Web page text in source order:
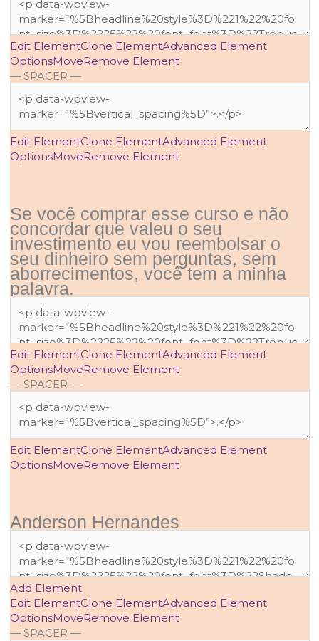
Edit ElementClone ElementAdvanced Element
OptionsMoveRemove Element
— SPACER —
Edit ElementClone ElementAdvanced Element
OptionsMoveRemove Element
Se você comprar esse curso e não
concordar que valeu o seu
investimento eu vou reembolsar o
seu dinheiro sem perguntas, sem
aborrecimentos, você tem a minha
palavra.
Edit ElementClone ElementAdvanced Element
OptionsMoveRemove Element
— SPACER —
Edit ElementClone ElementAdvanced Element
OptionsMoveRemove Element
Anderson Hernandes
Add Element
Edit ElementClone ElementAdvanced Element
OptionsMoveRemove Element
— SPACER —